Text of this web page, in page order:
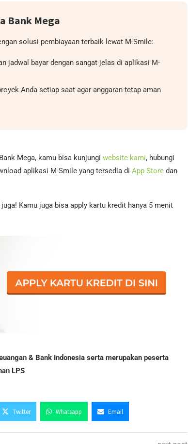
Bank Mega
solusi pembiayaan terbaik lewat M-Smile:
jadwal bayar dengan sangat jelas di aplikasi M-
Anda setiap saat agar anggaran tetap aman
Mega, kamu bisa kunjungi website kami, hubungi
aplikasi M-Smile yang tersedia di App Store dan
Kamu juga bisa apply kartu kredit hanya 5 menit
& Bank Indonesia serta merupakan peserta
LPS
Twitter Whatsapp Email